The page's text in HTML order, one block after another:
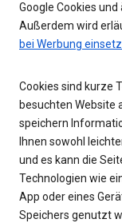
Google Cookies
Außerdem wird
bei Werbung
Cookies sind kurze
besuchten Website
speichern
Ihnen sowohl
und es kann die
Technologien wie
App oder eines
Speichers genutzt